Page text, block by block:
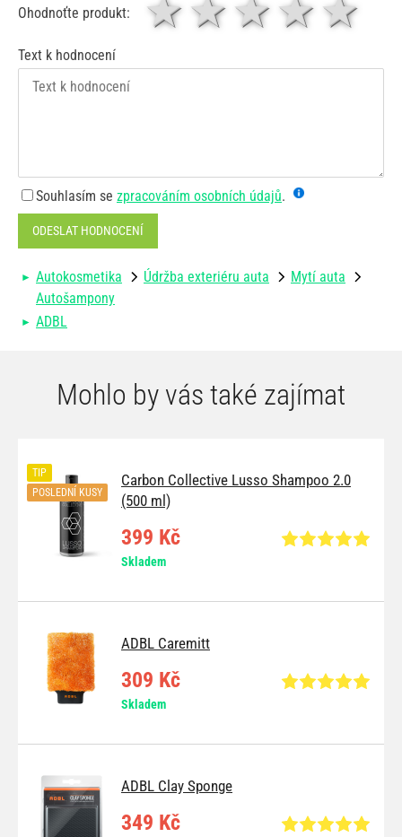
Ohodnoťte produkt: 4
3
2 hvězdy
1 hvězda
Text k hodnocení
Souhlasím se zpracováním osobních údajů.
ODESLAT HODNOCENÍ
Autokosmetika Údržba exteriéru auta
Mytí auta
Autošampony
ADBL
Mohlo by vás také zajímat
Carbon Collective Lusso Shampoo 2.0
(500 ml)
TIP
POSLEDNÍ KUSY
399 Kč
Skladem
ADBL Caremitt
309 Kč
Skladem
ADBL Clay Sponge
349 Kč